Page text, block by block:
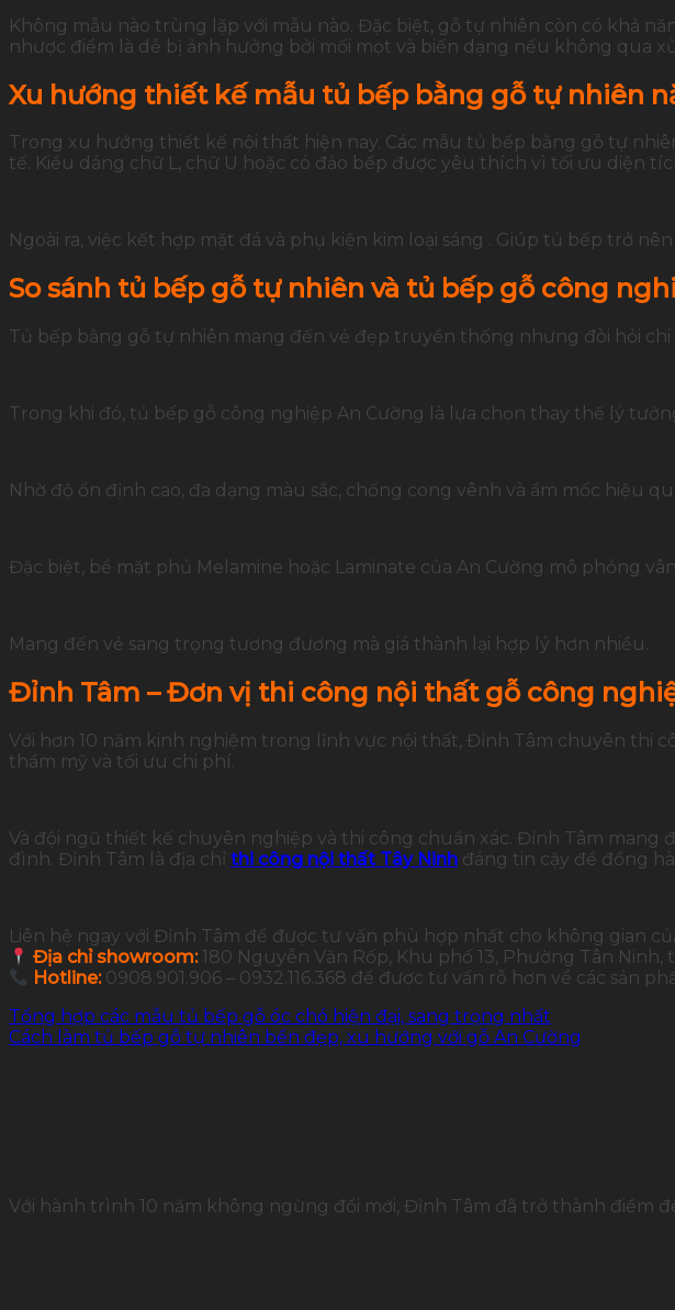
Không mẫu nào trùng lặp với mẫu nào. Đặc biệt, gỗ tự nhiên còn có khả
nhược điểm là dễ bị ảnh hưởng bởi mối mọt và biến dạng nếu không qua
Xu hướng thiết kế mẫu tủ bếp bằng gỗ tự nhiên
Trong xu hướng thiết kế nội thất hiện nay. Các mẫu tủ bếp bằng gỗ tự
tế. Kiểu dáng chữ L, chữ U hoặc có đảo bếp được yêu thích vì tối ưu diện
Ngoài ra, việc kết hợp mặt đá và phụ kiện kim loại sáng . Giúp tủ bếp trở
So sánh tủ bếp gỗ tự nhiên và tủ bếp gỗ công
Tủ bếp bằng gỗ tự nhiên mang đến vẻ đẹp truyền thống nhưng đòi hỏi chi
Trong khi đó, tủ bếp gỗ công nghiệp An Cường là lựa chọn thay thế lý
Nhờ độ ổn định cao, đa dạng màu sắc, chống cong vênh và ẩm mốc hiệu
Đặc biệt, bề mặt phủ Melamine hoặc Laminate của An Cường mô phỏng
Mang đến vẻ sang trọng tương đương mà giá thành lại hợp lý hơn nhiều.
Đỉnh Tâm – Đơn vị thi công nội thất gỗ công
Với hơn 10 năm kinh nghiệm trong lĩnh vực nội thất, Đỉnh Tâm chuyên thi
thẩm mỹ và tối ưu chi phí.
Và đội ngũ thiết kế chuyên nghiệp và thi công chuẩn xác. Đỉnh Tâm
đình. Đỉnh Tâm là địa chỉ thi công nội thất Tây Ninh đáng tin cậy để đồng
Liên hệ ngay với Đỉnh Tâm để được tư vấn phù hợp nhất cho không gian
Địa chỉ showroom:180 Nguyễn Văn Rốp, Khu phố 13, Phường Tân Ninh,
Hotline: 0908.901.906 – 0932.116.368 để được tư vấn rõ hơn về các sản
Tổng hợp các mẫu tủ bếp gỗ óc chó hiện đại, sang trọng nhất
Cách làm tủ bếp gỗ tự nhiên bền đẹp, xu hướng với gỗ An Cường
Với hành trình 10 năm không ngừng đổi mới, Đỉnh Tâm đã trở thành điểm